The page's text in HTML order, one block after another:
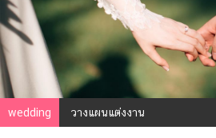
ข่าว
ข่าว
บันเทิง
ตรวจ
หวย
wedding วางแผนแต่งงาน